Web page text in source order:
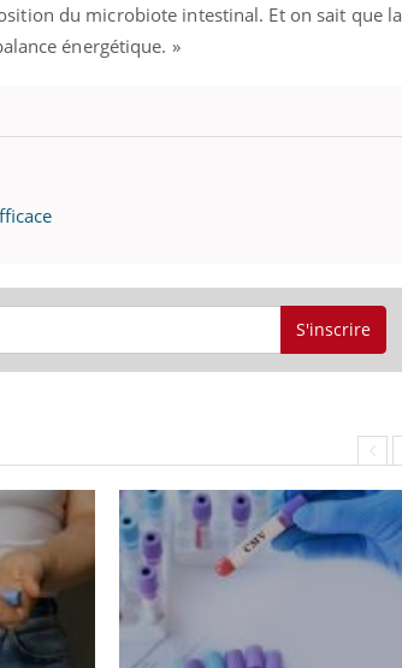
du microbiote intestinal. Et on sait que la
énergétique. »
S'inscrire